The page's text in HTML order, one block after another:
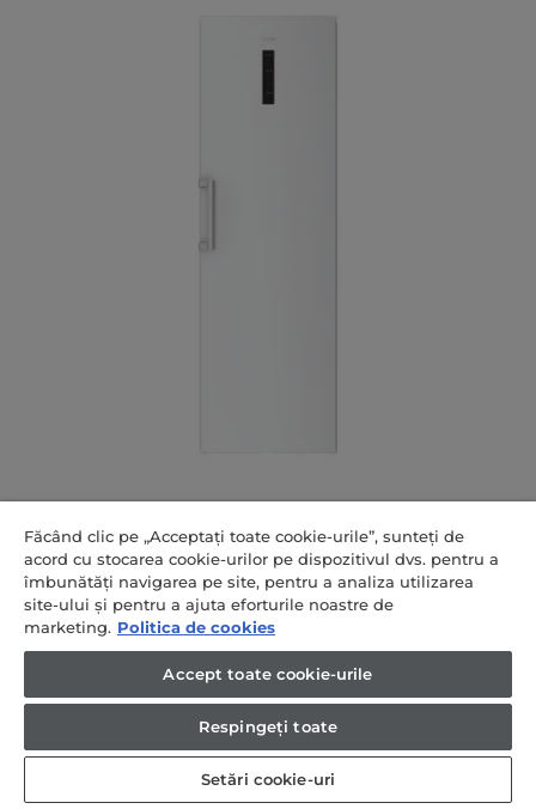
H3R-330WNA
One Door 1D 60 Seria 7
Freestanding, No Frost, Continut inteligent,
Iluminare Standard, Clasa A
Display touch
Capacitate mare
Făcând clic pe „Acceptați toate cookie-urile”, sunteți de
acord cu stocarea cookie-urilor pe dispozitivul dvs. pentru a
îmbunătăți navigarea pe site, pentru a analiza utilizarea
site-ului și pentru a ajuta eforturile noastre de
marketing. Politica de cookies
Accept toate cookie-urile
Respingeți toate
Setări cookie-uri